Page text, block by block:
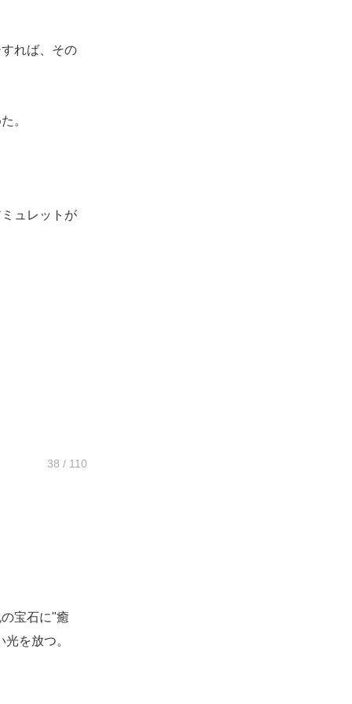
れば、その
。
ュレットが
38 / 110
宝石に"癒
を放つ。